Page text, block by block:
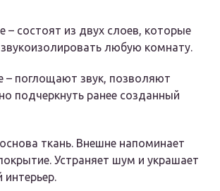
– состоят из двух слоев, которые
любую комнату.
– поглощают звук, позволяют
подчеркнуть ранее созданный
ткань. Внешне напоминает
Устраняет шум и украшает